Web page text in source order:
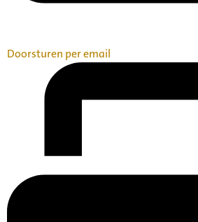
Doorsturen per email